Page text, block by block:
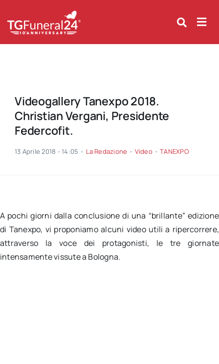
content
Videogallery Tanexpo 2018.
Christian Vergani, Presidente
Federcofit.
13 Aprile 2018 - 14:05 - La Redazione - Video - TANEXPO
A pochi giorni dalla conclusione di una “brillante” edizione
di Tanexpo, vi proponiamo alcuni video utili a ripercorrere,
attraverso la voce dei protagonisti, le tre giornate
intensamente vissute a Bologna.